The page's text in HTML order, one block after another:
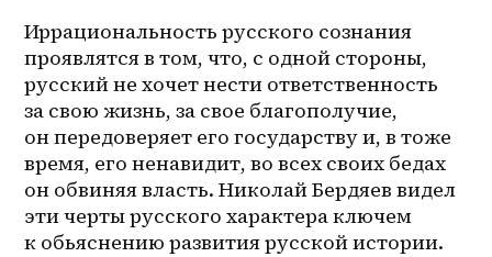
Иррациональность русского сознания
проявлятся в том, что, с одной стороны,
русский не хочет нести ответственность
за свою жизнь, за свое благополучие,
он передоверяет его государству и, в тоже
время, его ненавидит, во всех своих бедах
он обвиняя власть. Николай Бердяев видел
эти черты русского характера ключем
к обьяснению развития русской истории.